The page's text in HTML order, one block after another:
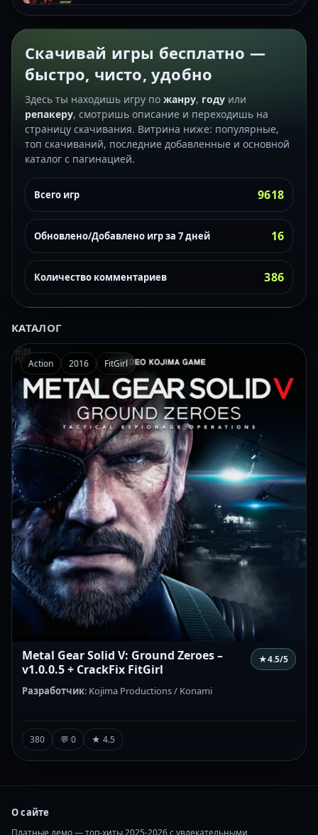
Скачивай игры бесплатно —
быстро, чисто, удобно
Здесь ты находишь игру по жанру, году или
репакеру, смотришь описание и переходишь на
страницу скачивания. Витрина ниже: популярные,
топ скачиваний, последние добавленные и основной
каталог с пагинацией.
Всего игр 9618
Обновлено/Добавлено игр за 7 дней 16
Количество комментариев 386
КАТАЛОГ
Action 2016 FitGirl
Metal Gear Solid V: Ground Zeroes –
v1.0.0.5 + CrackFix FitGirl
★4.5/5
Разработчик: Kojima Productions / Konami
380 💬 0 ★ 4.5
О сайте
Платные демо — топ-хиты 2025-2026 с увлекательными